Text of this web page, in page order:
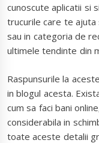
cunoscute aplicatii si
trucurile care te ajuta
sau in categoria de
ultimele tendinte din
Raspunsurile la
in blogul acesta.
cum sa faci bani
considerabila in
toate aceste detalii